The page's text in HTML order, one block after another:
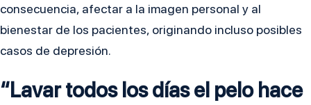
consecuencia, afectar a la imagen personal y al
bienestar de los pacientes, originando incluso posibles
casos de depresión.
“Lavar todos los días el pelo hace